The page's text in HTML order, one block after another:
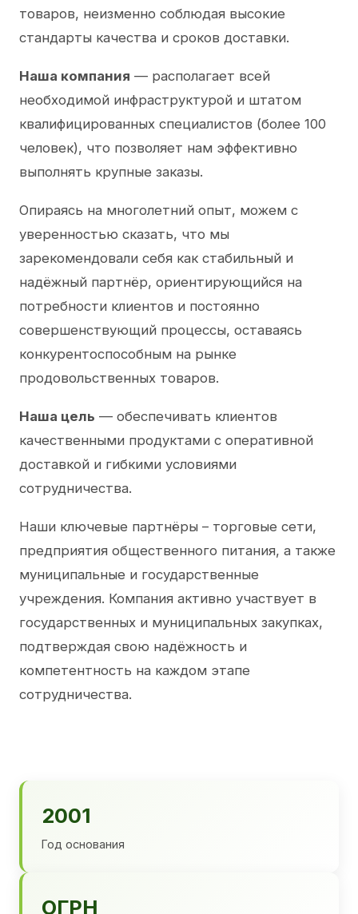
товаров, неизменно соблюдая высокие
стандарты качества и сроков доставки.
Наша компания — располагает всей
необходимой инфраструктурой и штатом
квалифицированных специалистов (более 100
человек), что позволяет нам эффективно
выполнять крупные заказы.
Опираясь на многолетний опыт, можем с
уверенностью сказать, что мы
зарекомендовали себя как стабильный и
надёжный партнёр, ориентирующийся на
потребности клиентов и постоянно
совершенствующий процессы, оставаясь
конкурентоспособным на рынке
продовольственных товаров.
Наша цель — обеспечивать клиентов
качественными продуктами с оперативной
доставкой и гибкими условиями
сотрудничества.
Наши ключевые партнёры – торговые сети,
предприятия общественного питания, а также
муниципальные и государственные
учреждения. Компания активно участвует в
государственных и муниципальных закупках,
подтверждая свою надёжность и
компетентность на каждом этапе
сотрудничества.
2001
Год основания
ОГРН